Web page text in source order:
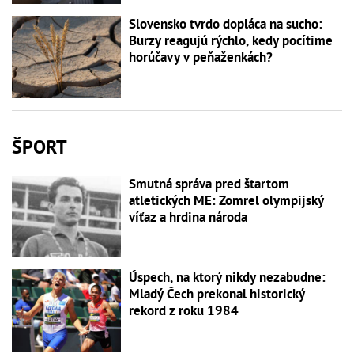
Slovensko tvrdo dopláca na sucho:
Burzy reagujú rýchlo, kedy pocítime
horúčavy v peňaženkách?
ŠPORT
Smutná správa pred štartom
atletických ME: Zomrel olympijský
víťaz a hrdina národa
Úspech, na ktorý nikdy nezabudne:
Mladý Čech prekonal historický
rekord z roku 1984